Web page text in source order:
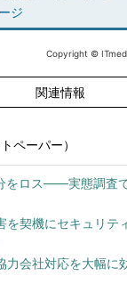
ジ
Copyright ©
関連情報
ペーパー）
をロス――実態調査
を契機にセキュリテ
力会社対応を大幅に